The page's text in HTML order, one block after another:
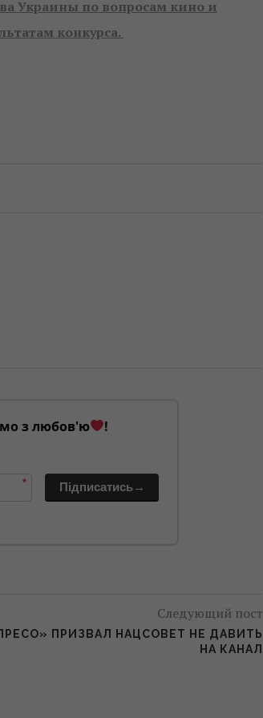
Украины по вопросам кино и
конкурса.
з любов'ю !
* Підписатись→
Следующий пост
ПРИЗВАЛ НАЦСОВЕТ НЕ ДАВИТЬ
НА КАНАЛ